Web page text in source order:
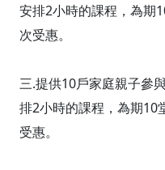
安排2小時的課程，為期
次受惠。
三.提供10戶家庭親子參
排2小時的課程，為期10
受惠。